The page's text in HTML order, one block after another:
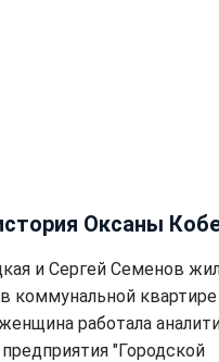
Оксаны
и Сергей Семенов
коммунальной квартире
работала
"Городской